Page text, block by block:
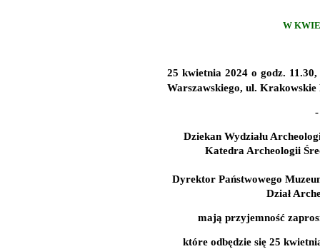
W
25 kwietnia 2024 o godz. 11.30,
Warszawskiego, ul. Krakowskie
Dziekan Wydziału
Katedra Archeologii
Dyrektor Państwowego
Dział
mają przyjemność
które odbędzie się 25